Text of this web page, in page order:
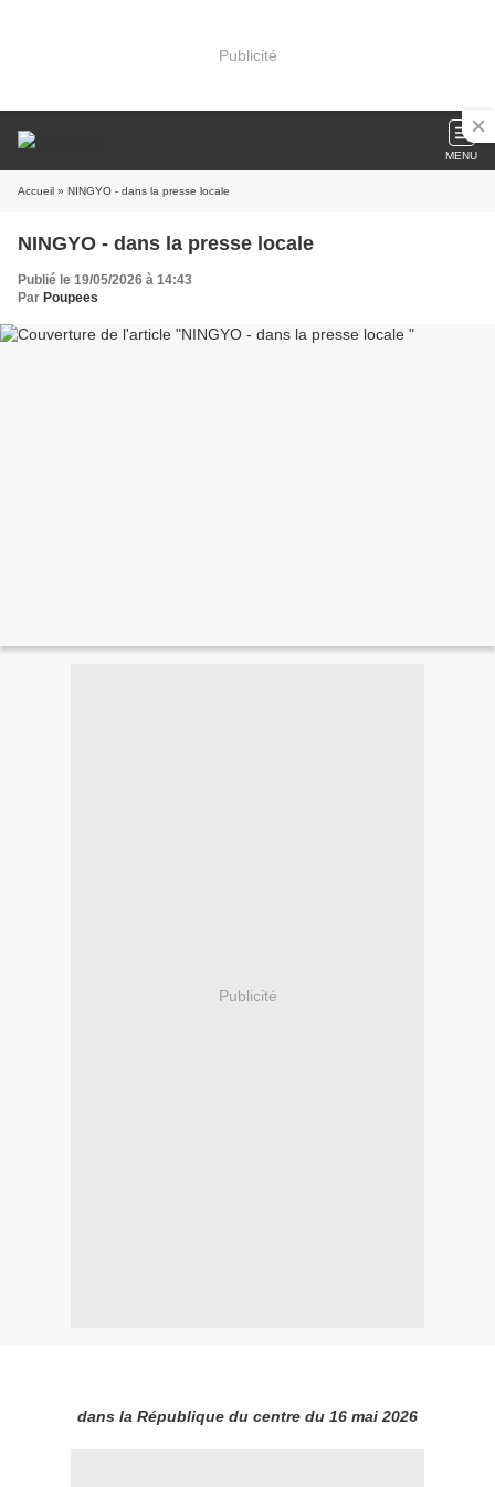
Publicité
MENU
Accueil » NINGYO - dans la presse locale
NINGYO - dans la presse locale
Publié le 19/05/2026 à 14:43
Par Poupees
Publicité
dans la République du centre du 16 mai 2026